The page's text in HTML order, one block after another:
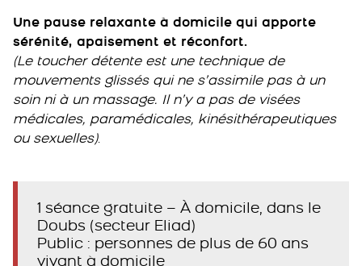
Une pause relaxante à domicile qui apporte
sérénité, apaisement et réconfort.
(Le toucher détente est une technique de
mouvements glissés qui ne s’assimile pas à un
soin ni à un massage. Il n’y a pas de visées
médicales, paramédicales, kinésithérapeutiques
ou sexuelles).
1 séance gratuite – À domicile, dans le
Doubs (secteur Eliad)
Public : personnes de plus de 60 ans
vivant à domicile